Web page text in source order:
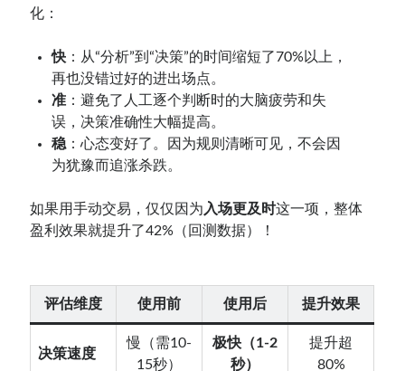
化：
快 ：从“分析”到“决策”的时间缩短了70%以上，
再也没错过好的进出场点。
准 ：避免了人工逐个判断时的大脑疲劳和失
误，决策准确性大幅提高。
稳 ：心态变好了。因为规则清晰可见，不会因
为犹豫而追涨杀跌。
如果用手动交易，仅仅因为 入场更及时这一项，整体
盈利效果就提升了42%（回测数据）！
评估维度 使用前 使用后 提升效果
决策速度
慢（需10-
15秒）
极快（1-2
秒）
提升超
80%